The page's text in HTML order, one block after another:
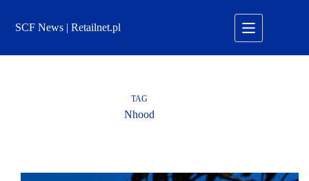
treściSCF News | Retailnet.pl
TAG
Nhood